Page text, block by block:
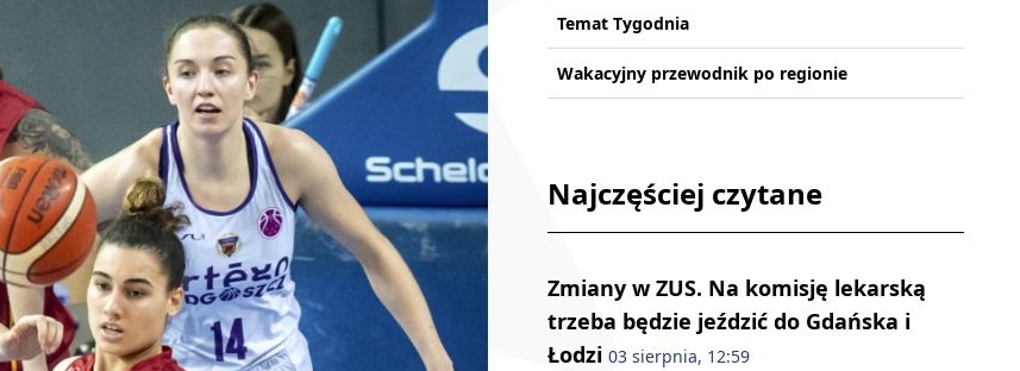
Temat Tygodnia
Wakacyjny przewodnik po regionie
Najczęściej czytane
Zmiany w ZUS. Na komisję lekarską
trzeba będzie jeździć do Gdańska i
Łodzi 03 sierpnia, 12:59